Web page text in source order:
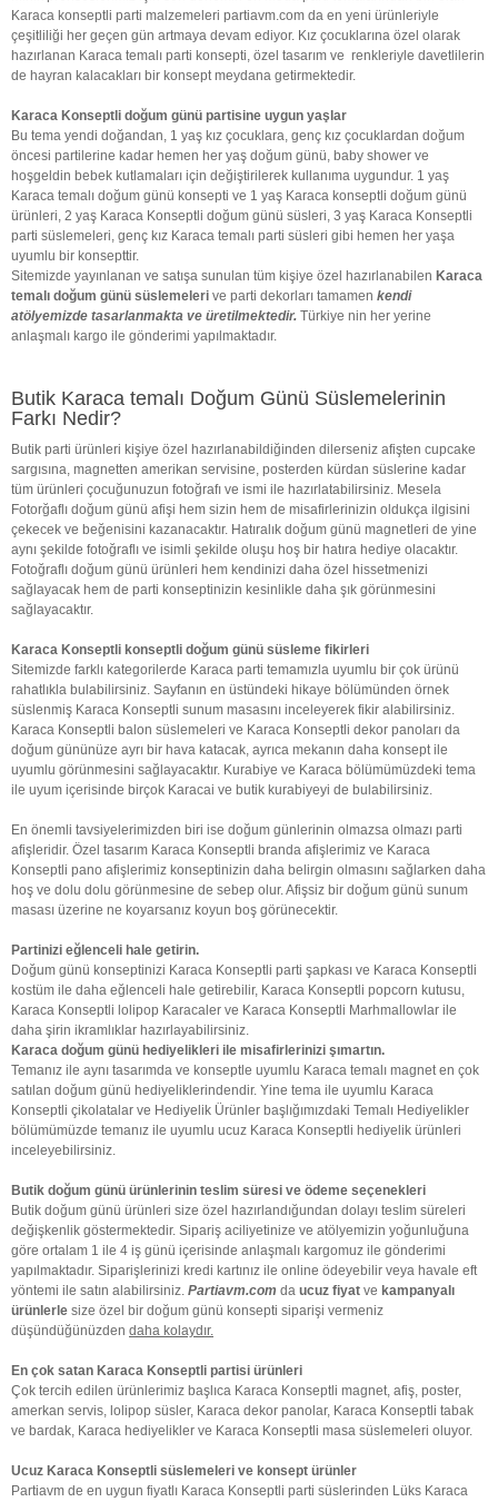
Karaca konseptli parti malzemeleri partiavm.com da en yeni ürünleriyle
çeşitliliği her geçen gün artmaya devam ediyor. Kız çocuklarına özel olarak
hazırlanan Karaca temalı parti konsepti, özel tasarım ve renkleriyle davetlilerin
de hayran kalacakları bir konsept meydana getirmektedir.
Karaca Konseptli doğum günü partisine uygun yaşlar
Bu tema yendi doğandan, 1 yaş kız çocuklara, genç kız çocuklardan doğum
öncesi partilerine kadar hemen her yaş doğum günü, baby shower ve
hoşgeldin bebek kutlamaları için değiştirilerek kullanıma uygundur. 1 yaş
Karaca temalı doğum günü konsepti ve 1 yaş Karaca konseptli doğum günü
ürünleri, 2 yaş Karaca Konseptli doğum günü süsleri, 3 yaş Karaca Konseptli
parti süslemeleri, genç kız Karaca temalı parti süsleri gibi hemen her yaşa
uyumlu bir konsepttir.
Sitemizde yayınlanan ve satışa sunulan tüm kişiye özel hazırlanabilen Karaca
temalı doğum günü süslemeleri ve parti dekorları tamamen kendi
atölyemizde tasarlanmakta ve üretilmektedir. Türkiye nin her yerine
anlaşmalı kargo ile gönderimi yapılmaktadır.
Butik Karaca temalı Doğum Günü Süslemelerinin
Farkı Nedir?
Butik parti ürünleri kişiye özel hazırlanabildiğinden dilerseniz afişten cupcake
sargısına, magnetten amerikan servisine, posterden kürdan süslerine kadar
tüm ürünleri çocuğunuzun fotoğrafı ve ismi ile hazırlatabilirsiniz. Mesela
Fotorğaflı doğum günü afişi hem sizin hem de misafirlerinizin oldukça ilgisini
çekecek ve beğenisini kazanacaktır. Hatıralık doğum günü magnetleri de yine
aynı şekilde fotoğraflı ve isimli şekilde oluşu hoş bir hatıra hediye olacaktır.
Fotoğraflı doğum günü ürünleri hem kendinizi daha özel hissetmenizi
sağlayacak hem de parti konseptinizin kesinlikle daha şık görünmesini
sağlayacaktır.
Karaca Konseptli konseptli doğum günü süsleme fikirleri
Sitemizde farklı kategorilerde Karaca parti temamızla uyumlu bir çok ürünü
rahatlıkla bulabilirsiniz. Sayfanın en üstündeki hikaye bölümünden örnek
süslenmiş Karaca Konseptli sunum masasını inceleyerek fikir alabilirsiniz.
Karaca Konseptli balon süslemeleri ve Karaca Konseptli dekor panoları da
doğum gününüze ayrı bir hava katacak, ayrıca mekanın daha konsept ile
uyumlu görünmesini sağlayacaktır. Kurabiye ve Karaca bölümümüzdeki tema
ile uyum içerisinde birçok Karacai ve butik kurabiyeyi de bulabilirsiniz.
En önemli tavsiyelerimizden biri ise doğum günlerinin olmazsa olmazı parti
afişleridir. Özel tasarım Karaca Konseptli branda afişlerimiz ve Karaca
Konseptli pano afişlerimiz konseptinizin daha belirgin olmasını sağlarken daha
hoş ve dolu dolu görünmesine de sebep olur. Afişsiz bir doğum günü sunum
masası üzerine ne koyarsanız koyun boş görünecektir.
Partinizi eğlenceli hale getirin.
Doğum günü konseptinizi Karaca Konseptli parti şapkası ve Karaca Konseptli
kostüm ile daha eğlenceli hale getirebilir, Karaca Konseptli popcorn kutusu,
Karaca Konseptli lolipop Karacaler ve Karaca Konseptli Marhmallowlar ile
daha şirin ikramlıklar hazırlayabilirsiniz.
Karaca doğum günü hediyelikleri ile misafirlerinizi şımartın.
Temanız ile aynı tasarımda ve konseptle uyumlu Karaca temalı magnet en çok
satılan doğum günü hediyeliklerindendir. Yine tema ile uyumlu Karaca
Konseptli çikolatalar ve Hediyelik Ürünler başlığımızdaki Temalı Hediyelikler
bölümümüzde temanız ile uyumlu ucuz Karaca Konseptli hediyelik ürünleri
inceleyebilirsiniz.
Butik doğum günü ürünlerinin teslim süresi ve ödeme seçenekleri
Butik doğum günü ürünleri size özel hazırlandığundan dolayı teslim süreleri
değişkenlik göstermektedir. Sipariş aciliyetinize ve atölyemizin yoğunluğuna
göre ortalam 1 ile 4 iş günü içerisinde anlaşmalı kargomuz ile gönderimi
yapılmaktadır. Siparişlerinizi kredi kartınız ile online ödeyebilir veya havale eft
yöntemi ile satın alabilirsiniz. Partiavm.com da ucuz fiyat ve kampanyalı
ürünlerle size özel bir doğum günü konsepti siparişi vermeniz
düşündüğünüzden daha kolaydır.
En çok satan Karaca Konseptli partisi ürünleri
Çok tercih edilen ürünlerimiz başlıca Karaca Konseptli magnet, afiş, poster,
amerkan servis, lolipop süsler, Karaca dekor panolar, Karaca Konseptli tabak
ve bardak, Karaca hediyelikler ve Karaca Konseptli masa süslemeleri oluyor.
Ucuz Karaca Konseptli süslemeleri ve konsept ürünler
Partiavm de en uygun fiyatlı Karaca Konseptli parti süslerinden Lüks Karaca